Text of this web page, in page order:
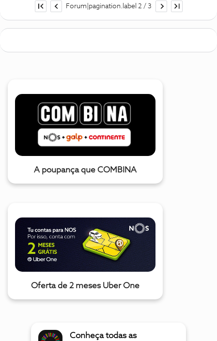
Forum|pagination.label 2 / 3
A poupança que COMBINA
Oferta de 2 meses Uber One
Conheça todas as